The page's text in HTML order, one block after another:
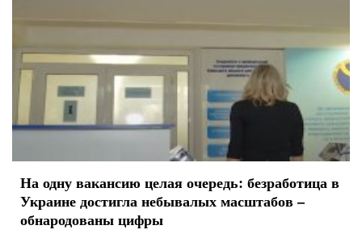
На одну вакансию целая очередь: безработица в
Украине достигла небывалых масштабов –
обнародованы цифры